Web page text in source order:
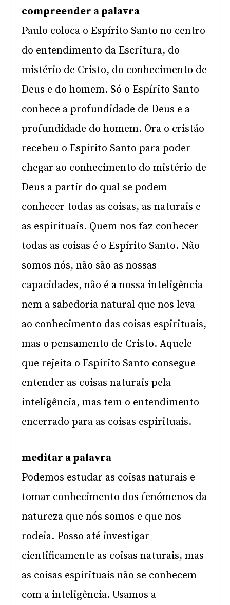
compreender a palavra
Paulo coloca o Espírito Santo no centro
do entendimento da Escritura, do
mistério de Cristo, do conhecimento de
Deus e do homem. Só o Espírito Santo
conhece a profundidade de Deus e a
profundidade do homem. Ora o cristão
recebeu o Espírito Santo para poder
chegar ao conhecimento do mistério de
Deus a partir do qual se podem
conhecer todas as coisas, as naturais e
as espirituais. Quem nos faz conhecer
todas as coisas é o Espírito Santo. Não
somos nós, não são as nossas
capacidades, não é a nossa inteligência
nem a sabedoria natural que nos leva
ao conhecimento das coisas espirituais,
mas o pensamento de Cristo. Aquele
que rejeita o Espírito Santo consegue
entender as coisas naturais pela
inteligência, mas tem o entendimento
encerrado para as coisas espirituais.
meditar a palavra
Podemos estudar as coisas naturais e
tomar conhecimento dos fenómenos da
natureza que nós somos e que nos
rodeia. Posso até investigar
cientificamente as coisas naturais, mas
as coisas espirituais não se conhecem
com a inteligência. Usamos a